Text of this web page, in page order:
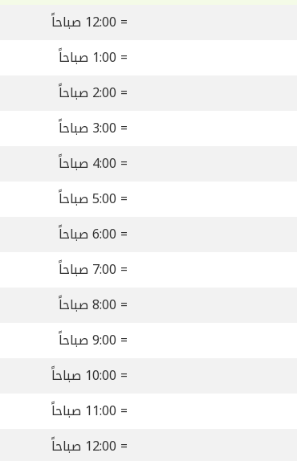
= 12:00 صباحاً
= 1:00 صباحاً
= 2:00 صباحاً
= 3:00 صباحاً
= 4:00 صباحاً
= 5:00 صباحاً
= 6:00 صباحاً
= 7:00 صباحاً
= 8:00 صباحاً
= 9:00 صباحاً
= 10:00 صباحاً
= 11:00 صباحاً
= 12:00 صباحاً